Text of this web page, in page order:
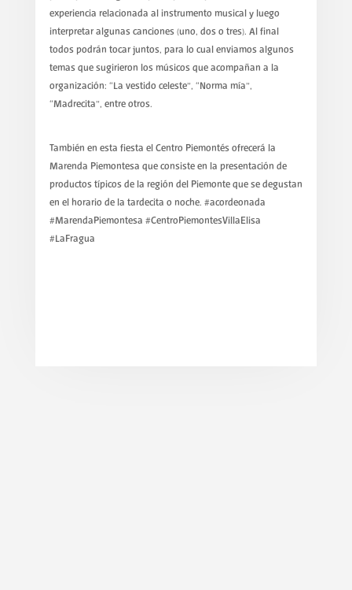
experiencia relacionada al instrumento musical y luego
interpretar algunas canciones (uno, dos o tres). Al final
todos podrán tocar juntos, para lo cual enviamos algunos
temas que sugirieron los músicos que acompañan a la
organización: “La vestido celeste”, “Norma mía”,
“Madrecita”, entre otros.
También en esta fiesta el Centro Piemontés ofrecerá la
Marenda Piemontesa que consiste en la presentación de
productos típicos de la región del Piemonte que se degustan
en el horario de la tardecita o noche. #acordeonada
#MarendaPiemontesa #CentroPiemontesVillaElisa
#LaFragua